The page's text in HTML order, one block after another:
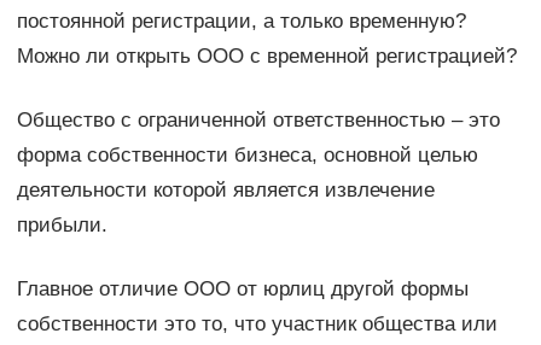
постоянной регистрации, а только временную?
Можно ли открыть ООО с временной регистрацией?
Общество с ограниченной ответственностью – это
форма собственности бизнеса, основной целью
деятельности которой является извлечение
прибыли.
Главное отличие ООО от юрлиц другой формы
собственности это то, что участник общества или